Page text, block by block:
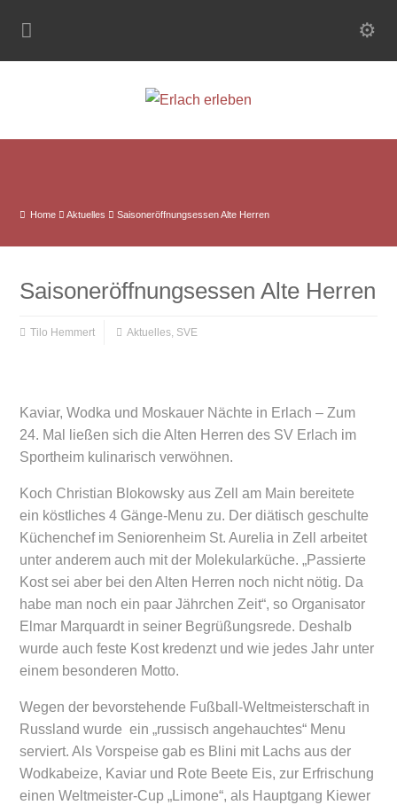
Home Aktuelles Saisoneröffnungsessen Alte Herren
Saisoneröffnungsessen Alte Herren
Tilo Hemmert Aktuelles, SVE
Kaviar, Wodka und Moskauer Nächte in Erlach – Zum
24. Mal ließen sich die Alten Herren des SV Erlach im
Sportheim kulinarisch verwöhnen.
Koch Christian Blokowsky aus Zell am Main bereitete
ein köstliches 4 Gänge-Menu zu. Der diätisch geschulte
Küchenchef im Seniorenheim St. Aurelia in Zell arbeitet
unter anderem auch mit der Molekularküche. „Passierte
Kost sei aber bei den Alten Herren noch nicht nötig. Da
habe man noch ein paar Jährchen Zeit“, so Organisator
Elmar Marquardt in seiner Begrüßungsrede. Deshalb
wurde auch feste Kost kredenzt und wie jedes Jahr unter
einem besonderen Motto.
Wegen der bevorstehende Fußball-Weltmeisterschaft in
Russland wurde ein „russisch angehauchtes“ Menu
serviert. Als Vorspeise gab es Blini mit Lachs aus der
Wodkabeize, Kaviar und Rote Beete Eis, zur Erfrischung
einen Weltmeister-Cup „Limone“, als Hauptgang Kiewer